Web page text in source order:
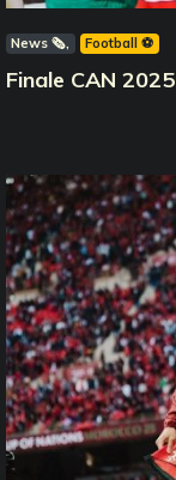
News 🗞️ Football ⚽️
Finale CAN